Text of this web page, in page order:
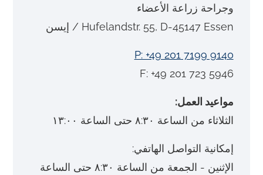
وجراحة زراعة الأعضاء
Hufelandstr. 55, D-45147 Essen / إيسن
P: +49 201 7199 9140
F: +49 201 723 5946
مواعيد العمل:
الثلاثاء من الساعة ٨:٣٠ حتى الساعة ١٣:٠٠
إمكانية التواصل الهاتفي:
الإثنين - الجمعة من الساعة ٨:٣٠ حتى الساعة